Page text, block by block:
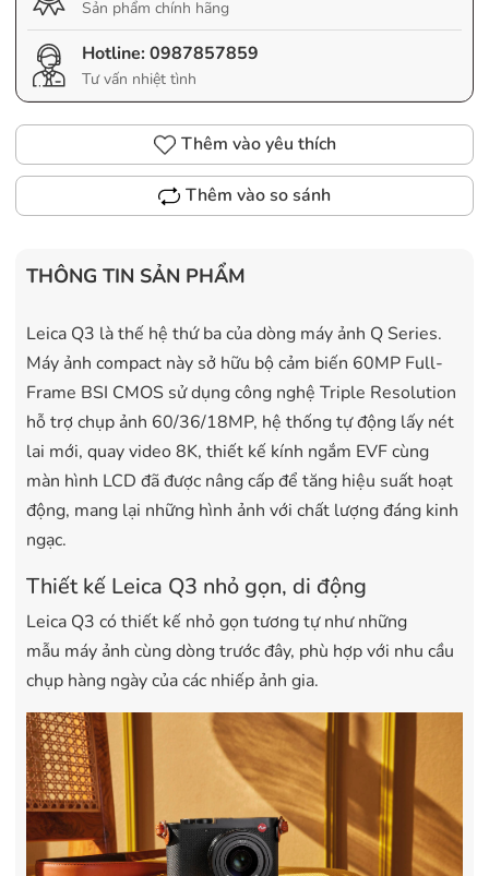
Sản phẩm chính hãng
Hotline:0987857859
Tư vấn nhiệt tình
Thêm vào yêu thích
Thêm vào so sánh
THÔNG TIN SẢN PHẨM
Leica Q3 là thế hệ thứ ba của dòng máy ảnh Q Series.
Máy ảnh compact này sở hữu bộ cảm biến 60MP Full-
Frame BSI CMOS sử dụng công nghệ Triple Resolution
hỗ trợ chụp ảnh 60/36/18MP, hệ thống tự động lấy nét
lai mới, quay video 8K, thiết kế kính ngắm EVF cùng
màn hình LCD đã được nâng cấp để tăng hiệu suất hoạt
động, mang lại những hình ảnh với chất lượng đáng kinh
ngạc.
Thiết kế Leica Q3 nhỏ gọn, di động
Leica Q3 có thiết kế nhỏ gọn tương tự như những
mẫu máy ảnh cùng dòng trước đây, phù hợp với nhu cầu
chụp hàng ngày của các nhiếp ảnh gia.